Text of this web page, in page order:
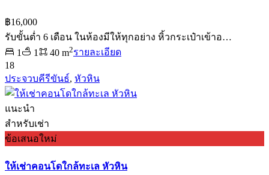
฿16,000
รับขั้นต่ำ 6 เดือน ในห้องมีให้ทุกอย่าง หิ้วกระเป๋าเข้าอ…
1
1 40 m2รายละเอียด
18
ประจวบคีรีขันธ์, หัวหิน
แนะนำ
สำหรับเช่า
ข้อเสนอใหม่
ให้เช่าคอนโดใกล้ทะเล หัวหิน